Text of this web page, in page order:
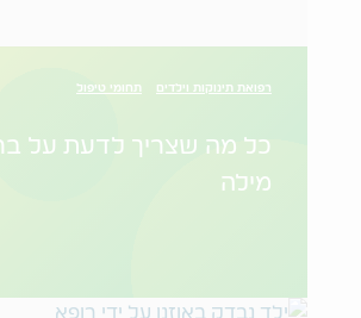
רפואת תינוקות וילדים תחומי טיפול
כל מה שצריך לדעת על
מילה